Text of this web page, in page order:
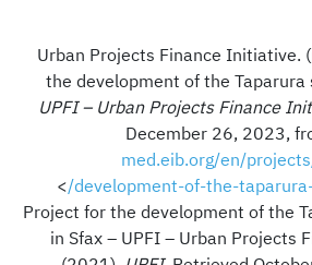
Urban Projects Finance Initiative.
the development of the Taparura
UPFI – Urban Projects Finance
December 26, 2023,
med.eib.org/en/
development-of-the-
>
Project for the development of the
in Sfax – UPFI – Urban Projects